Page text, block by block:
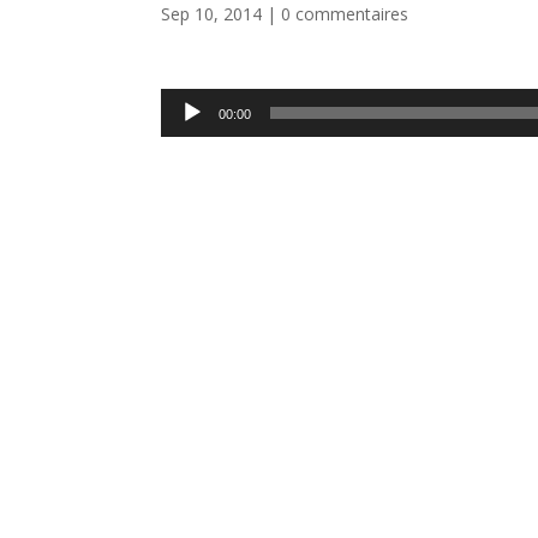
Sep 10, 2014 | 0 commentaires
Lecteur
audio
00:00